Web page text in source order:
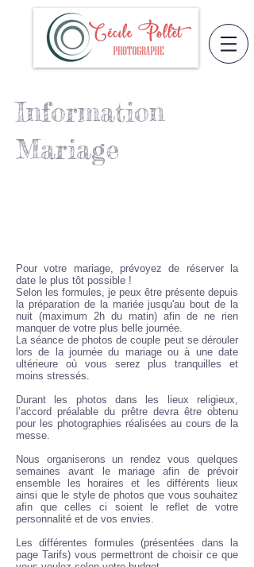
Information
Mariage
Pour votre mariage, prévoyez de réserver la
date le plus tôt possible !
Selon les formules, je peux être présente depuis
la préparation de la mariée jusqu'au bout de la
nuit (maximum 2h du matin) afin de ne rien
manquer de votre plus belle journée.
La séance de photos de couple peut se dérouler
lors de la journée du mariage ou à une date
ultérieure où vous serez plus tranquilles et
moins stressés.
Durant les photos dans les lieux religieux,
l’accord préalable du prêtre devra être obtenu
pour les photographies réalisées au cours de la
messe.
Nous organiserons un rendez vous quelques
semaines avant le mariage afin de prévoir
ensemble les horaires et les différents lieux
ainsi que le style de photos que vous souhaitez
afin que celles ci soient le reflet de votre
personnalité et de vos envies.
Les différentes formules (présentées dans la
page Tarifs) vous permettront de choisir ce que